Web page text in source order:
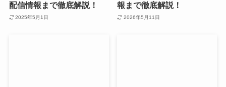
配信情報まで徹底解説！
2025年5月1日
報まで徹底解説！
2026年5月11日